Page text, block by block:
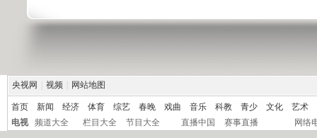
央视网 视频 网站地图
首页 新闻 经济 体育 综艺 春晚 戏曲 音乐 科教 青少 文化
艺术
电视
频道大全 栏目大全 节目大全 直播中国 赛事直播 网络